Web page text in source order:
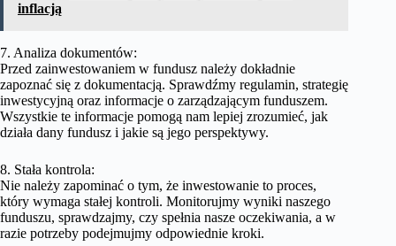
inflacją
7. Analiza dokumentów:
Przed zainwestowaniem w fundusz należy dokładnie
zapoznać się z dokumentacją. Sprawdźmy regulamin, strategię
inwestycyjną oraz informacje o zarządzającym funduszem.
Wszystkie te informacje pomogą nam lepiej zrozumieć, jak
działa dany fundusz i jakie są jego perspektywy.
8. Stała kontrola:
Nie należy zapominać o tym, że inwestowanie to proces,
który wymaga stałej kontroli. Monitorujmy wyniki naszego
funduszu, sprawdzajmy, czy spełnia nasze oczekiwania, a w
razie potrzeby podejmujmy odpowiednie kroki.